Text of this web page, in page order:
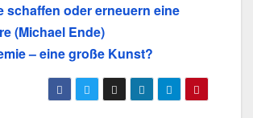
schaffen oder erneuern eine
(Michael Ende)
– eine große Kunst?